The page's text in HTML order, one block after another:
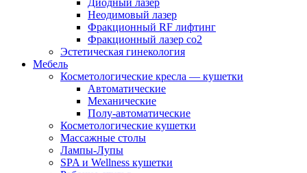
Диодный лазер
Неодимовый лазер
Фракционный RF лифтинг
Фракционный лазер со2
Эстетическая гинекология
Мебель
Косметологические кресла — кушетки
Автоматические
Механические
Полу-автоматические
Косметологические кушетки
Массажные столы
Лампы-Лупы
SPA и Wellness кушетки